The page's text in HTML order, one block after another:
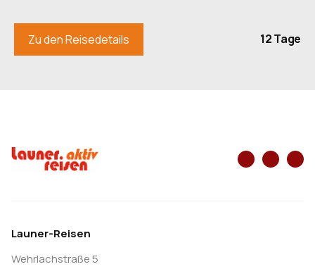
die im berühmten Gauja Nationalpark liegt. (F/-/A)
Sehenswürdigkeiten wie Hafen, Dom, die große u.
Auf einem schönen Radweg fahren wir aus der
Hauptstadt Lettlands. Kaum 25 km von Riga entfernt
Zu den Reisedetails 12 Tage
Launer-Reisen
Wehrlachstraße 5